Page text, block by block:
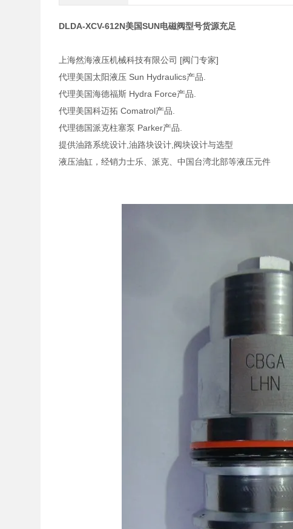
DLDA-XCV-612N美国SUN电磁阀型号货源充足
上海然海液压机械科技有限公司 [阀门专家]
代理美国太阳液压 Sun Hydraulics产品.
代理美国海德福斯 Hydra Force产品.
代理美国科迈拓 Comatrol产品.
代理德国派克柱塞泵 Parker产品.
提供油路系统设计,油路块设计,阀块设计与选型
液压油缸，经销力士乐、派克、中国台湾北部等液压元件